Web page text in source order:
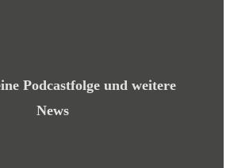
Podcastfolge und weitere
News